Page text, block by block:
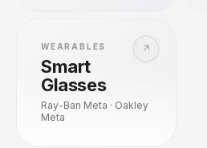
↗
WEARABLES
Smart
Glasses
Ray-Ban Meta · Oakley
Meta